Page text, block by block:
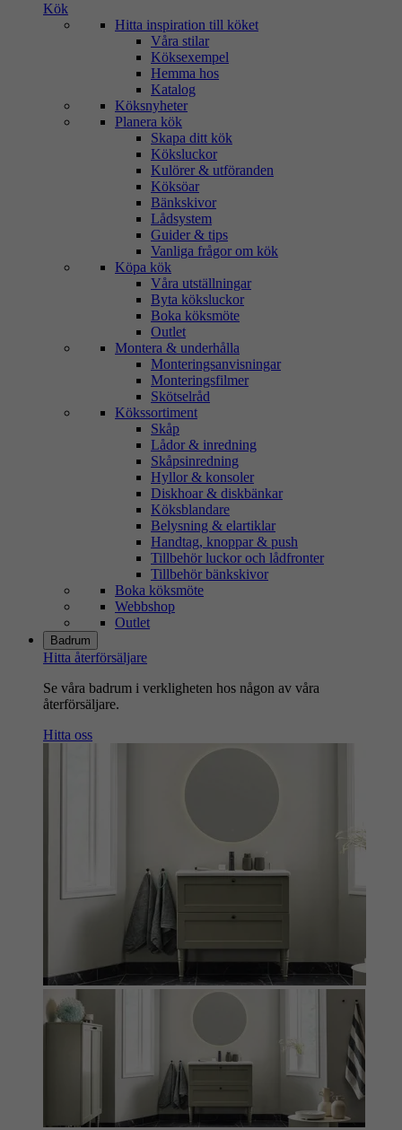
Kök
Hitta inspiration till köket
Våra stilar
Köksexempel
Hemma hos
Katalog
Köksnyheter
Planera kök
Skapa ditt kök
Köksluckor
Kulörer & utföranden
Köksöar
Bänkskivor
Lådsystem
Guider & tips
Vanliga frågor om kök
Köpa kök
Våra utställningar
Byta köksluckor
Boka köksmöte
Outlet
Montera & underhålla
Monteringsanvisningar
Monteringsfilmer
Skötselråd
Kökssortiment
Skåp
Lådor & inredning
Skåpsinredning
Hyllor & konsoler
Diskhoar & diskbänkar
Köksblandare
Belysning & elartiklar
Handtag, knoppar & push
Tillbehör luckor och lådfronter
Tillbehör bänkskivor
Boka köksmöte
Webbshop
Outlet
Badrum
Hitta återförsäljare
Se våra badrum i verkligheten hos någon av våra
återförsäljare.
Hitta oss